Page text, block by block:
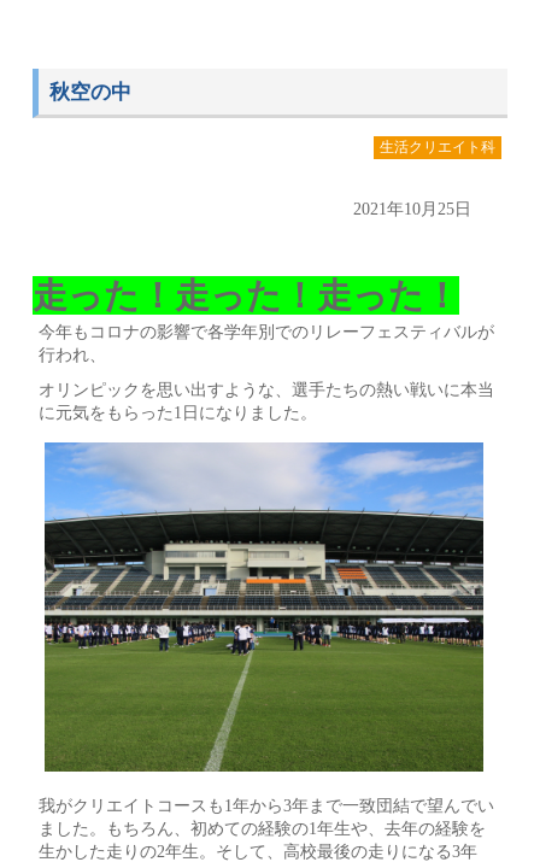
秋空の中
生活クリエイト科
2021年10月25日
走った！走った！走った！
今年もコロナの影響で各学年別でのリレーフェスティバルが
行われ、
オリンピックを思い出すような、選手たちの熱い戦いに本当
に元気をもらった1日になりました。
我がクリエイトコースも1年から3年まで一致団結で望んでい
ました。もちろん、初めての経験の1年生や、去年の経験を
生かした走りの2年生。そして、高校最後の走りになる3年